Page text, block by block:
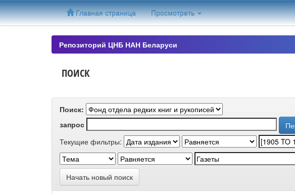
Skip
navigation
Главная страница Просмотреть
Репозиторий ЦНБ НАН Беларуси
ПОИСК
Поиск:
запрос
Текущие фильтры:
Начать новый поиск